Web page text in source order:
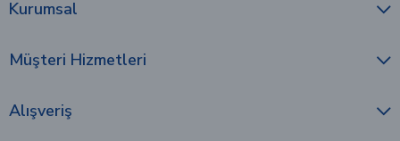
Kurumsal
Müşteri Hizmetleri
Alışveriş